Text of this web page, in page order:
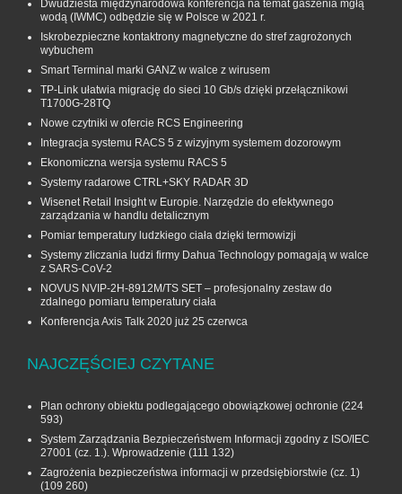
Dwudziesta międzynarodowa konferencja na temat gaszenia mgłą
wodą (IWMC) odbędzie się w Polsce w 2021 r.
Iskrobezpieczne kontaktrony magnetyczne do stref zagrożonych
wybuchem
Smart Terminal marki GANZ w walce z wirusem
TP-Link ułatwia migrację do sieci 10 Gb/s dzięki przełącznikowi
T1700G‑28TQ
Nowe czytniki w ofercie RCS Engineering
Integracja systemu RACS 5 z wizyjnym systemem dozorowym
Ekonomiczna wersja systemu RACS 5
Systemy radarowe CTRL+SKY RADAR 3D
Wisenet Retail Insight w Europie. Narzędzie do efektywnego
zarządzania w handlu detalicznym
Pomiar temperatury ludzkiego ciała dzięki termowizji
Systemy zliczania ludzi firmy Dahua Technology pomagają w walce
z SARS-CoV-2
NOVUS NVIP-2H-8912M/TS SET – profesjonalny zestaw do
zdalnego pomiaru temperatury ciała
Konferencja Axis Talk 2020 już 25 czerwca
NAJCZĘŚCIEJ CZYTANE
Plan ochrony obiektu podlegającego obowiązkowej ochronie (224
593)
System Zarządzania Bezpieczeństwem Informacji zgodny z ISO/IEC
27001 (cz. 1.). Wprowadzenie (111 132)
Zagrożenia bezpieczeństwa informacji w przedsiębiorstwie (cz. 1)
(109 260)